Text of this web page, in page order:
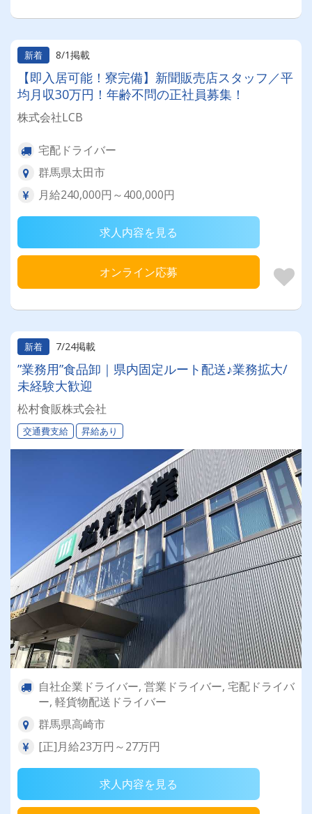
新着 8/1掲載
【即入居可能！寮完備】新聞販売店スタッフ／平
均月収30万円！年齢不問の正社員募集！
株式会社LCB
宅配ドライバー
群馬県太田市
月給240,000円～400,000円
求人内容を見る
オンライン応募
新着 7/24掲載
”業務用”食品卸｜県内固定ルート配送♪業務拡大/
未経験大歓迎
松村食販株式会社
交通費支給 昇給あり
自社企業ドライバー, 営業ドライバー, 宅配ドライバ
ー, 軽貨物配送ドライバー
群馬県高崎市
[正]月給23万円～27万円
求人内容を見る